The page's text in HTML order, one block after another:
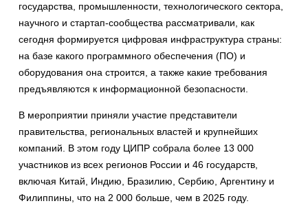
государства, промышленности, технологического сектора,
научного и стартап-сообщества рассматривали, как
сегодня формируется цифровая инфраструктура страны:
на базе какого программного обеспечения (ПО) и
оборудования она строится, а также какие требования
предъявляются к информационной безопасности.
В мероприятии приняли участие представители
правительства, региональных властей и крупнейших
компаний. В этом году ЦИПР собрала более 13 000
участников из всех регионов России и 46 государств,
включая Китай, Индию, Бразилию, Сербию, Аргентину и
Филиппины, что на 2 000 больше, чем в 2025 году.